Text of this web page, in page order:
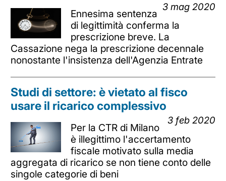
3 mag 2020
Ennesima sentenza
di legittimità conferma la
prescrizione breve. La
Cassazione nega la prescrizione decennale
nonostante l'insistenza dell'Agenzia Entrate
Studi di settore: è vietato al fisco
usare il ricarico complessivo
3 feb 2020
Per la CTR di Milano
è illegittimo l'accertamento
fiscale motivato sulla media
aggregata di ricarico se non tiene conto delle
singole categorie di beni